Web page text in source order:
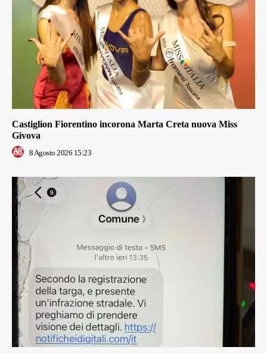
Castiglion Fiorentino incorona Marta Creta nuova Miss
Givova
8 Agosto 2026 15:23